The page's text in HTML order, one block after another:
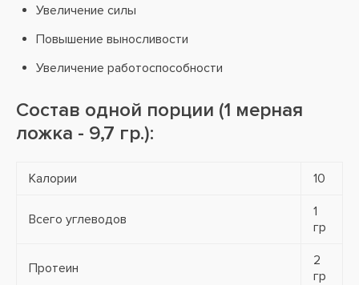
Увеличение силы
Повышение выносливости
Увеличение работоспособности
Состав одной порции (1 мерная
ложка - 9,7 гр.):
Калории 10
Всего углеводов
1
гр
Протеин
2
гр